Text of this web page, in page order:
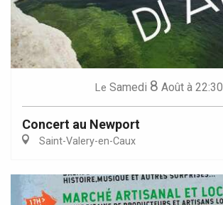
Le Samedi 8 Août à 22:30
Concert au Newport
Saint-Valery-en-Caux